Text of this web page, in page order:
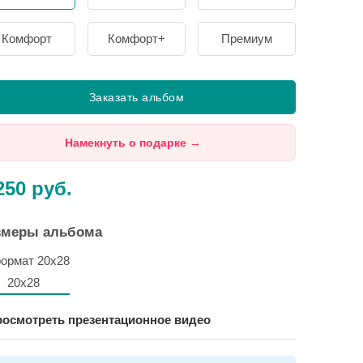
Комфорт Комфорт+ Премиум
Заказать альбом
Намекнуть о подарке →
руб.
альбома
20х28
презентационное видео